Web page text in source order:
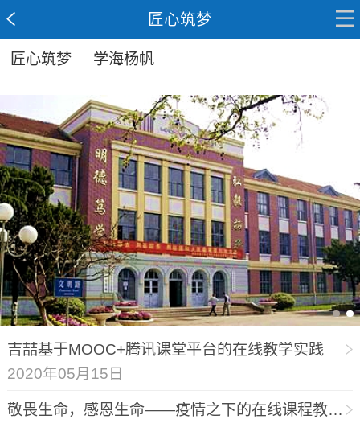
匠心筑梦
匠心筑梦 学海杨帆
吉喆基于MOOC+腾讯课堂平台的在线教学实践
2020年05月15日
敬畏生命，感恩生命——疫情之下的在线课程教学体会